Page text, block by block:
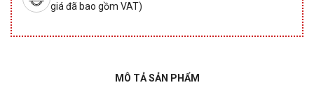
giá đã bao gồm VAT)
MÔ TẢ SẢN PHẨM